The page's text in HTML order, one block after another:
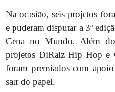
Na ocasião, seis projetos
e puderam disputar a 3ª
Cena no Mundo. Além
projetos DiRaiz Hip Hop e
foram premiados com
sair do papel.